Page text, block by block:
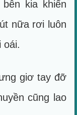
kia khiến
nữa rơi luôn
oái.
giơ tay đỡ
cũng lao